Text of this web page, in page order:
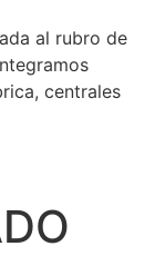
al rubro de
centrales